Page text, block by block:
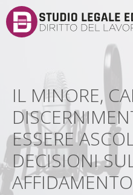
IL MINORE,
ESSERE
DECISIONI